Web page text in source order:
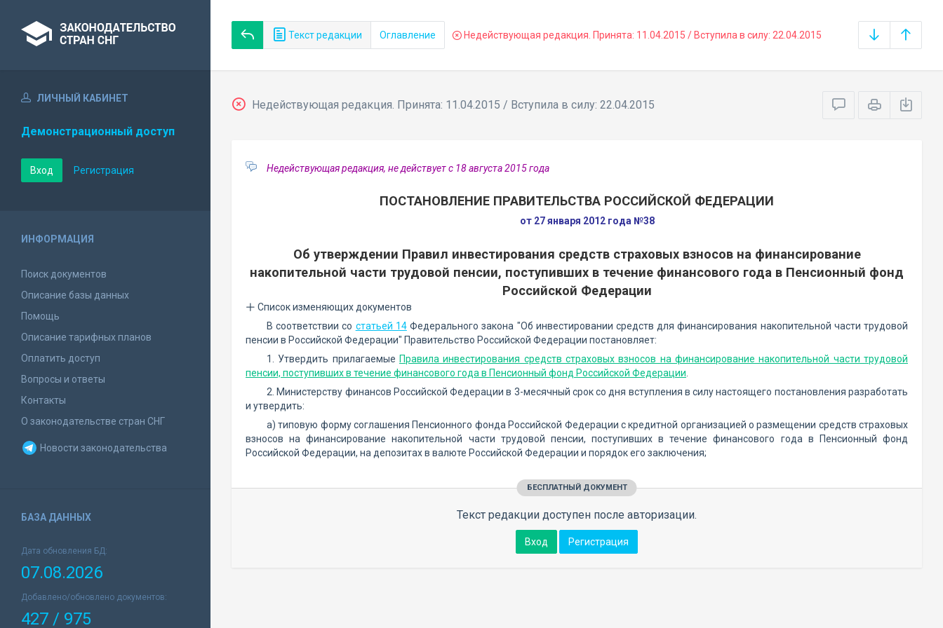
Текст редакции Оглавление Недействующая редакция. Принята: 11.04.2015 / Вступила в силу: 22.04.2015
ЛИЧНЫЙ КАБИНЕТ
Демонстрационный доступ
Вход Регистрация
ИНФОРМАЦИЯ
Поиск документов
Описание базы данных
Помощь
Описание тарифных планов
Оплатить доступ
Вопросы и ответы
Контакты
О законодательстве стран СНГ
Новости законодательства
БАЗА ДАННЫХ
Дата обновления БД:
07.08.2026
Добавлено/обновлено документов:
427 / 975
Недействующая редакция. Принята: 11.04.2015 / Вступила в силу: 22.04.2015
Недействующая редакция, не действует с 18 августа 2015 года
ПОСТАНОВЛЕНИЕ ПРАВИТЕЛЬСТВА РОССИЙСКОЙ ФЕДЕРАЦИИ
от 27 января 2012 года №38
Об утверждении Правил инвестирования средств страховых взносов на финансирование
накопительной части трудовой пенсии, поступивших в течение финансового года в Пенсионный фонд
Российской Федерации
Список изменяющих документов
В соответствии со статьей 14Федерального закона "Об инвестировании средств для финансирования накопительной части трудовой
пенсии в Российской Федерации" Правительство Российской Федерации постановляет:
1. Утвердить прилагаемые Правила инвестирования средств страховых взносов на финансирование накопительной части трудовой
пенсии, поступивших в течение финансового года в Пенсионный фонд Российской Федерации
2. Министерству финансов Российской Федерации в 3-месячный срок со дня вступления в силу настоящего постановления разработать
и утвердить:
а) типовую форму соглашения Пенсионного фонда Российской Федерации с кредитной организацией о размещении средств страховых
взносов на финансирование накопительной части трудовой пенсии, поступивших в течение финансового года в Пенсионный фонд
Российской Федерации, на депозитах в валюте Российской Федерации и порядок его заключения;
БЕСПЛАТНЫЙ ДОКУМЕНТ
Текст редакции доступен после авторизации.
Вход Регистрация